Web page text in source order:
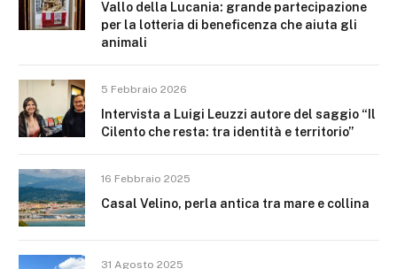
Vallo della Lucania: grande partecipazione
per la lotteria di beneficenza che aiuta gli
animali
5 Febbraio 2026
Intervista a Luigi Leuzzi autore del saggio “Il
Cilento che resta: tra identità e territorio”
16 Febbraio 2025
Casal Velino, perla antica tra mare e collina
31 Agosto 2025